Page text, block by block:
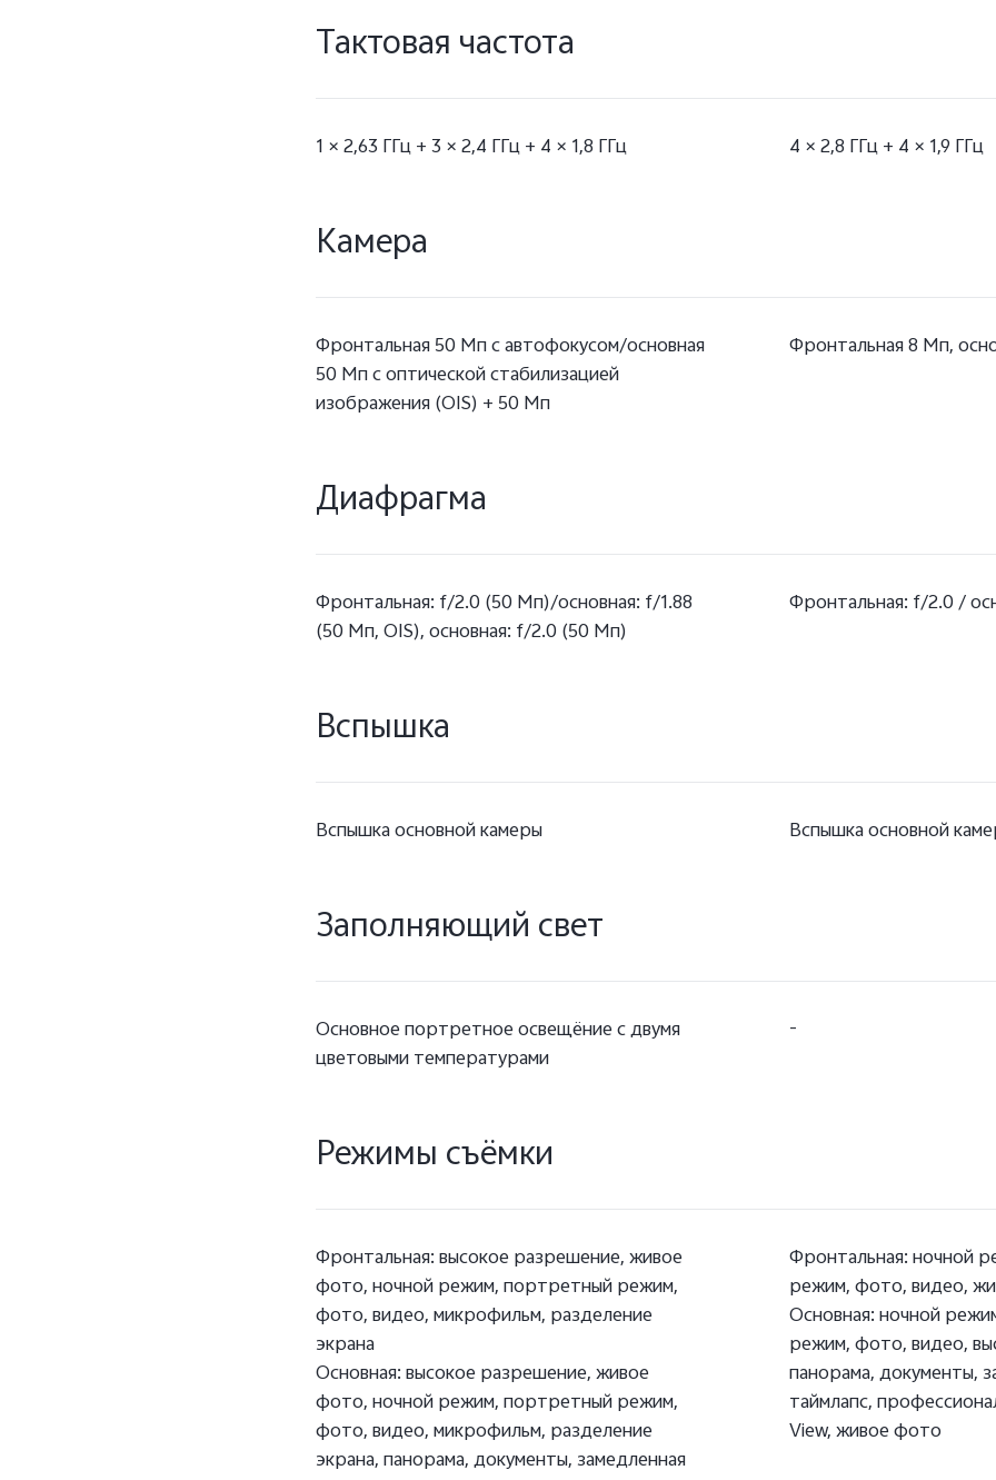
Тактовая частота
1 × 2,63 ГГц + 3 × 2,4 ГГц + 4 × 1,8 ГГц 4 × 2,8 ГГц + 4 × 1,9 ГГц
Камера
Фронтальная 50 Мп с автофокусом/основная
50 Мп с оптической стабилизацией
изображения (OIS) + 50 Мп
Фронтальная 8 Мп,
Диафрагма
Фронтальная: f/2.0 (50 Мп)/основная: f/1.88
(50 Мп, OIS), основная: f/2.0 (50 Мп)
Фронтальная: f/2.0 /
Вспышка
Вспышка основной камеры Вспышка основной
Заполняющий свет
Основное портретное освещёние с двумя
цветовыми температурами
-
Режимы съёмки
Фронтальная: высокое разрешение, живое
фото, ночной режим, портретный режим,
фото, видео, микрофильм, разделение
экрана
Основная: высокое разрешение, живое
фото, ночной режим, портретный режим,
фото, видео, микрофильм, разделение
экрана, панорама, документы, замедленная
Фронтальная: ночной
режим, фото, видео,
Основная: ночной
режим, фото, видео,
панорама, документы,
таймлапс,
View, живое фото